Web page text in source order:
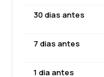
30 dias antes
7 dias antes
1 dia antes